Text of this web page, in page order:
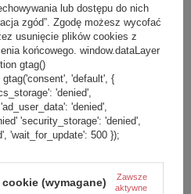
279,00 zł
+ Dodaj do porównania
lub dostępu do nich
zgód”. Zgodę możesz wycofać
usunięcie plików cookies z
końcowego. window.dataLayer
gtag()
'default', {
'denied',
'denied',
'security_storage': 'denied',
'wait_for_update': 500 });
(wymagane)
Zawsze
aktywne